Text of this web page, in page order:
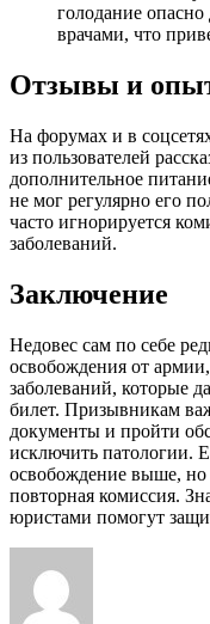
голодание
врачами, что
Отзывы и
На форумах и в
из пользователей
дополнительное
не мог регулярно его
часто игнорируется
заболеваний.
Заключение
Недовес сам по себе
освобождения от
заболеваний, которые
билет. Призывникам
документы и пройти
исключить патологии.
освобождение выше, но
повторная комиссия.
юристами помогут